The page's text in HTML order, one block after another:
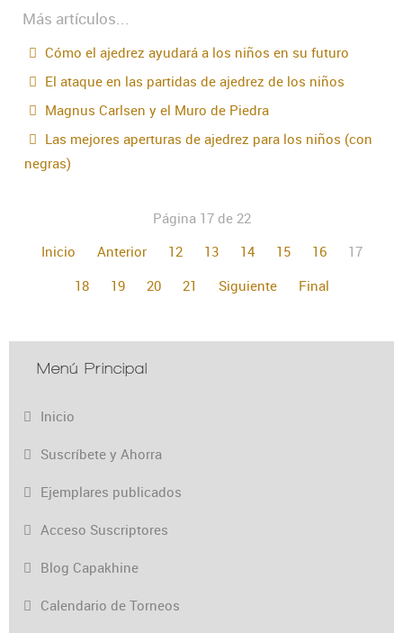
Más artículos...
Cómo el ajedrez ayudará a los niños en su futuro
El ataque en las partidas de ajedrez de los niños
Magnus Carlsen y el Muro de Piedra
Las mejores aperturas de ajedrez para los niños (con
negras)
Página 17 de 22
Inicio
Anterior 12 13 14 15 16
17
18
19 20 21 Siguiente Final
Menú Principal
Inicio
Suscríbete y Ahorra
Ejemplares publicados
Acceso Suscriptores
Blog Capakhine
Calendario de Torneos